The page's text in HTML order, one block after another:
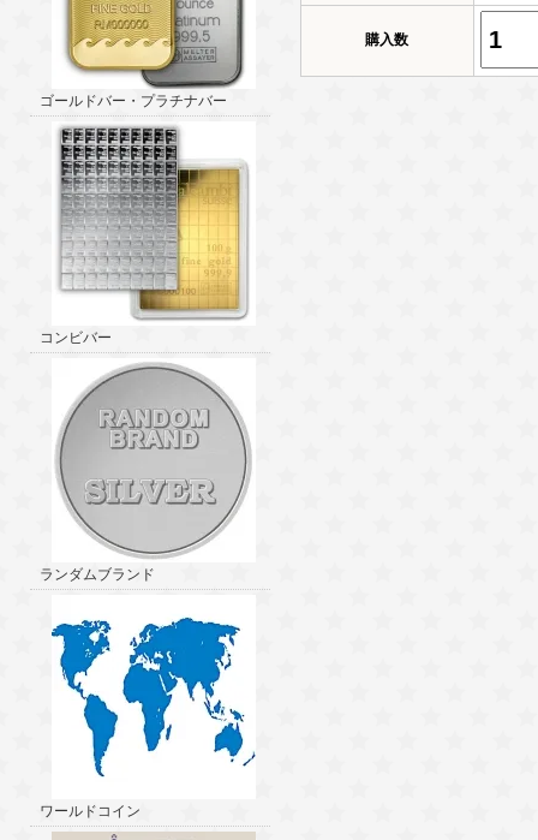
ゴールドバー・プラチナバー
コンビバー
ランダムブランド
ワールドコイン
購入数